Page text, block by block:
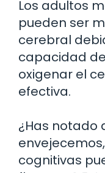
Los adultos
pueden ser
cerebral
capacidad
oxigenar el
efectiva.
¿Has notado
cognitivas